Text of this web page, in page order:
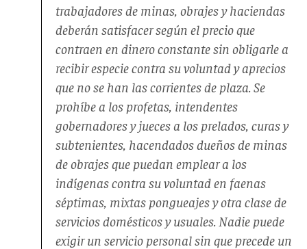
trabajadores de minas, obrajes y haciendas
deberán satisfacer según el precio que
contraen en dinero constante sin obligarle a
recibir especie contra su voluntad y aprecios
que no se han las corrientes de plaza. Se
prohíbe a los profetas, intendentes
gobernadores y jueces a los prelados, curas y
subtenientes, hacendados dueños de minas
de obrajes que puedan emplear a los
indígenas contra su voluntad en faenas
séptimas, mixtas pongueajes y otra clase de
servicios domésticos y usuales. Nadie puede
exigir un servicio personal sin que precede un